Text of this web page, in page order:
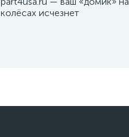
колёсах исчезнет